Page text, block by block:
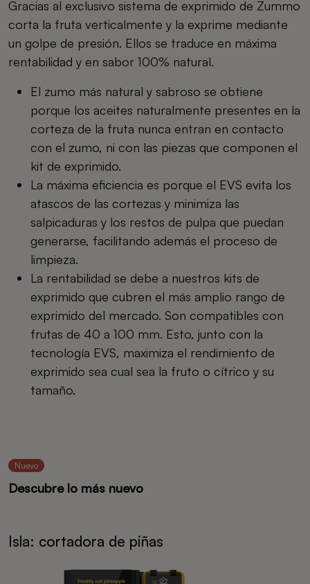
Gracias al exclusivo sistema de exprimido de Zummo
corta la fruta verticalmente y la exprime mediante
un golpe de presión. Ellos se traduce en máxima
rentabilidad y en sabor 100% natural.
El zumo más natural y sabroso se obtiene
porque los aceites naturalmente presentes en la
corteza de la fruta nunca entran en contacto
con el zumo, ni con las piezas que componen el
kit de exprimido.
La máxima eficiencia es porque el EVS evita los
atascos de las cortezas y minimiza las
salpicaduras y los restos de pulpa que puedan
generarse, facilitando además el proceso de
limpieza.
La rentabilidad se debe a nuestros kits de
exprimido que cubren el más amplio rango de
exprimido del mercado. Son compatibles con
frutas de 40 a 100 mm. Esto, junto con la
tecnología EVS, maximiza el rendimiento de
exprimido sea cual sea la fruto o cítrico y su
tamaño.
Nuevo
Descubre lo más nuevo
Isla: cortadora de piñas